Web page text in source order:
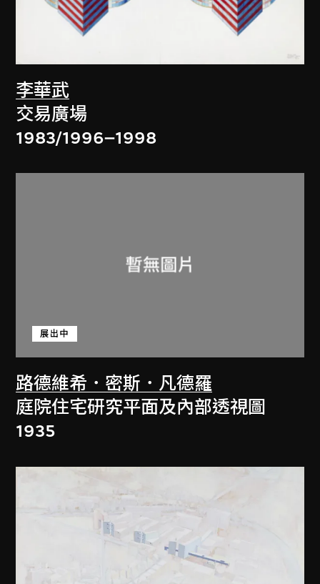
李華武
交易廣場
1983/1996–1998
路德維希．密斯．凡德羅
展出中
庭院住宅研究平面及內部透視圖
1935